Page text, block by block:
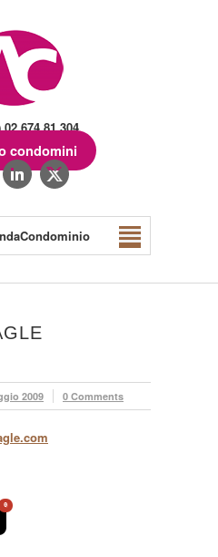
02.674.81.304
condomini
2009 0 Comments
0